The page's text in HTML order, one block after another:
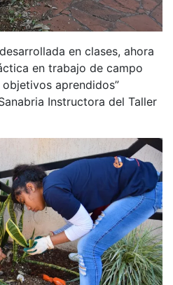
en clases, ahora
en trabajo de campo
aprendidos”
Instructora del Taller